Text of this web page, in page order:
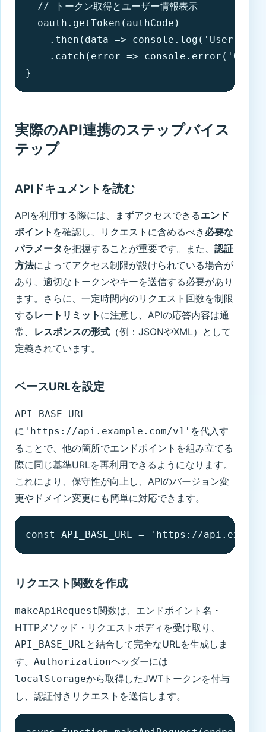
  // トークン取得とユーザー情報表示
  oauth.getToken(authCode)
.then(data => console.log('User
.catch(error =>
}
実際のAPI連携のステップバイス
テップ
APIドキュメントを読む
APIを利用する際には、まずアクセスできるエンド
ポイント を確認し、リクエストに含めるべき 必要な
パラメータ を把握することが重要です。また、 認証
方法によってアクセス制限が設けられている場合が
あり、適切なトークンやキーを送信する必要があり
ます。さらに、一定時間内のリクエスト回数を制限
する レートリミット に注意し、APIの応答内容は通
常、 レスポンスの形式 （例：JSONやXML）として
定義されています。
ベースURLを設定
API_BASE_URL
に 'https://api.example.com/v1' を代入す
ることで、他の箇所でエンドポイントを組み立てる
際に同じ基準URLを再利用できるようになります。
これにより、保守性が向上し、APIのバージョン変
更やドメイン変更にも簡単に対応できます。
const API_BASE_URL = 'https://
リクエスト関数を作成
makeApiRequest関数は、エンドポイント名・
HTTPメソッド・リクエストボディを受け取り、
API_BASE_URL と結合して完全なURLを生成しま
す。 Authorizationヘッダーには
localStorageから取得したJWTトークンを付与
し、認証付きリクエストを送信します。